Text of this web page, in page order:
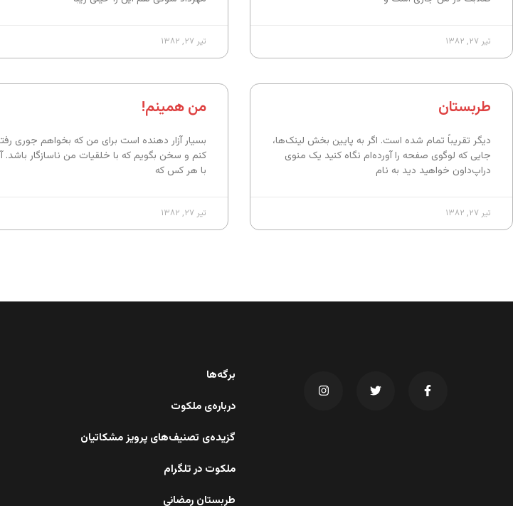
تیر ۲۷, ۱۳۸۲ تیر ۲۷, ۱۳۸۲
طربستان
دیگر تقریباً تمام شده است. اگر به پایین بخش لینک‌ها،
جایی که لوگوی صفحه را آورده‌ام نگاه کنید یک منوی
دراپ‌داون خواهید دید به نام
تیر ۲۷, ۱۳۸۲
من همینم!
بسیار آزار دهنده است برای من که بخواهم جوری
کنم و سخن بگویم که با خلقیات من ناسازگار باشد.
با هر کس که
تیر ۲۷, ۱۳۸۲
برگه‌ها
درباره‌ی ملکوت
گزیده‌ی تصنیف‌های پرویز مشکاتیان
ملکوت در تلگرام
طربستان رمضانی